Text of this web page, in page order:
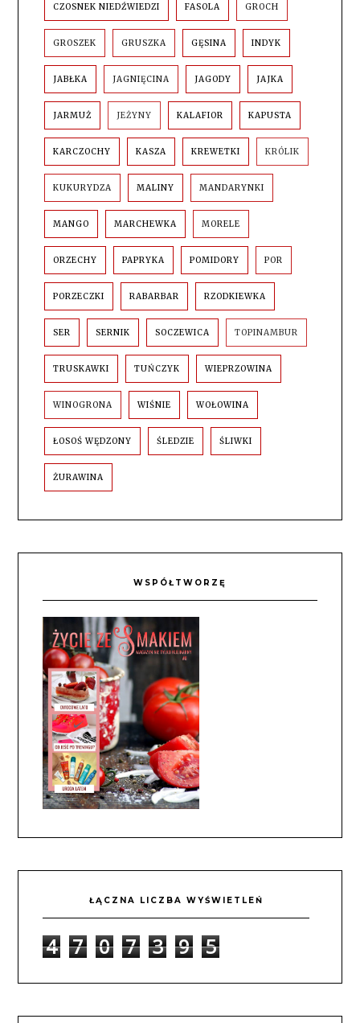
CZOSNEK NIEDŹWIEDZI FASOLA GROCH
GROSZEK GRUSZKA GĘSINA INDYK
JABŁKA JAGNIĘCINA JAGODY JAJKA
JARMUŻ JEŻYNY KALAFIOR KAPUSTA
KARCZOCHY KASZA KREWETKI KRÓLIK
KUKURYDZA MALINY MANDARYNKI
MANGO MARCHEWKA MORELE
ORZECHY PAPRYKA POMIDORY POR
PORZECZKI RABARBAR RZODKIEWKA
SER SERNIK SOCZEWICA TOPINAMBUR
TRUSKAWKI TUŃCZYK WIEPRZOWINA
WINOGRONA WIŚNIE WOŁOWINA
ŁOSOŚ WĘDZONY ŚLEDZIE ŚLIWKI
ŻURAWINA
WSPÓŁTWORZĘ
ŁĄCZNA LICZBA WYŚWIETLEŃ
4 7 0 7 3 9 5